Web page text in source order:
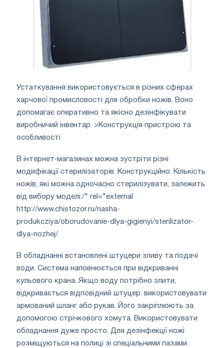
Устаткування використовується в різних сферах
харчової промисловості для обробки ножів. Воно
допомагає оперативно та якісно дезінфікувати
виробничий інвентар. >Конструкція пристрою та
особливості
В інтернет-магазинах можна зустріти різні
модифікації стерилізаторів. Конструкційно. Кількість
ножів, які можна одночасно стерилізувати, залежить
від вибору моделі./" rel="external
http://www.chistozor.ru/nasha-
produkcziya/oborudovanie-dlya-gigienyi/sterilizator-
dlya-nozhej/.
В обладнанні встановлені штуцери зливу та подачі
води. Система наповнюється при відкриванні
кульового крана. Якщо воду потрібно злити,
відкривається відповідний штуцер. використовувати
армований шланг або рукав. Його закріплюють за
допомогою стрічкового хомута. Використовувати
обладнання дуже просто. Для дезінфекції ножі
розміщуються на полиці зі спеціальними пазами.